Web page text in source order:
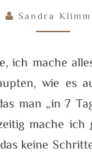
YOU
LOVE
Sandra Klimm
ich mache
wie es
man „in 7
mache
keine